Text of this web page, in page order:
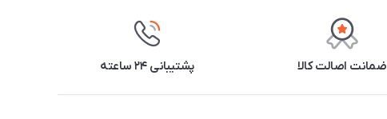
ضمانت اصالت کالا پشتیبانی ۲۴ ساعته